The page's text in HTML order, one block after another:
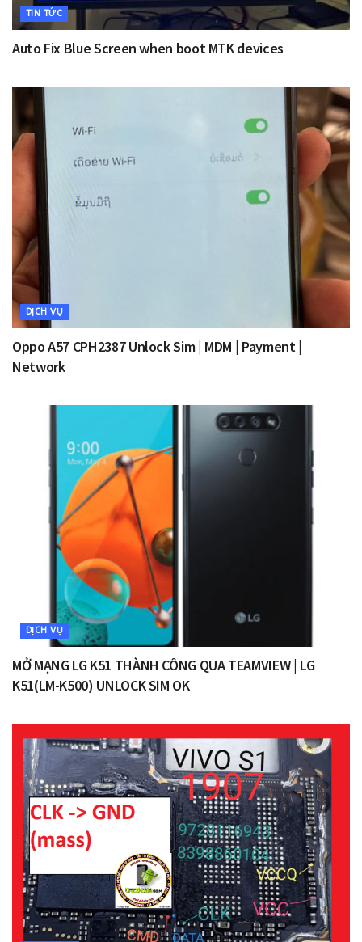
TIN TỨC
Auto Fix Blue Screen when boot MTK devices
DỊCH VỤ
Oppo A57 CPH2387 Unlock Sim | MDM | Payment |
Network
DỊCH VỤ
MỞ MẠNG LG K51 THÀNH CÔNG QUA TEAMVIEW | LG
K51(LM-K500) UNLOCK SIM OK